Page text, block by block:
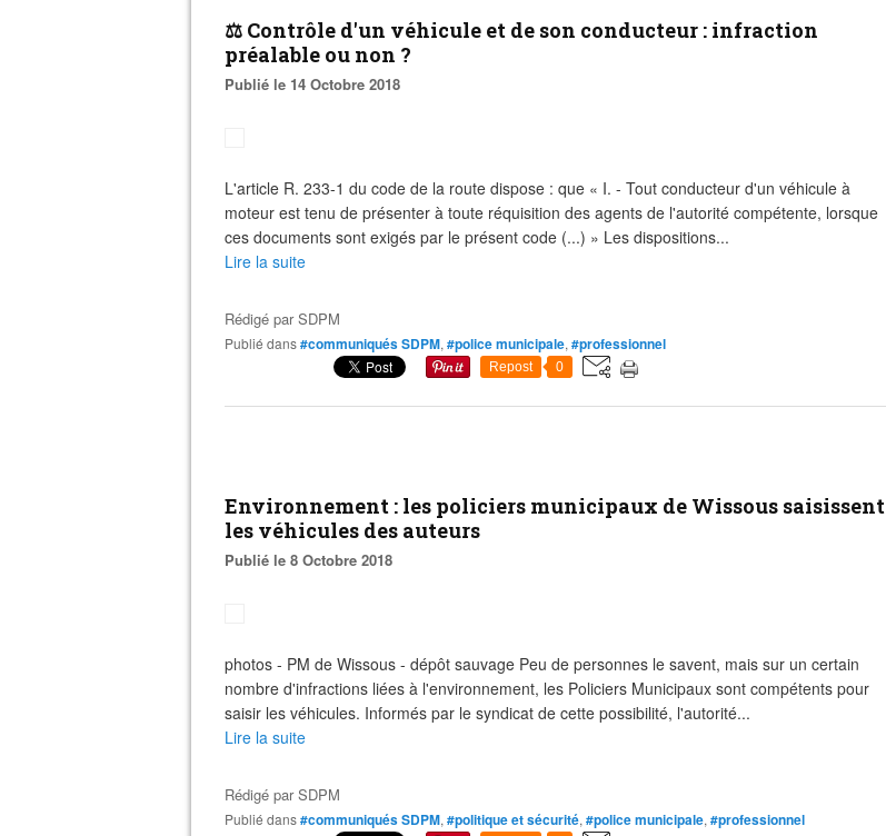
⚖ Contrôle d'un véhicule et de son conducteur : infraction
préalable ou non ?
Publié le 14 Octobre 2018
L'article R. 233-1 du code de la route dispose : que « I. - Tout conducteur d'un véhicule à
moteur est tenu de présenter à toute réquisition des agents de l'autorité compétente, lorsque
ces documents sont exigés par le présent code (...) » Les dispositions...
Lire la suite
Rédigé parSDPM
Publié dans#communiqués SDPM, #police municipale, #professionnel
Repost 0
Environnement : les policiers municipaux de Wissous saisissent
les véhicules des auteurs
Publié le 8 Octobre 2018
photos - PM de Wissous - dépôt sauvage Peu de personnes le savent, mais sur un certain
nombre d'infractions liées à l'environnement, les Policiers Municipaux sont compétents pour
saisir les véhicules. Informés par le syndicat de cette possibilité, l'autorité...
Lire la suite
Rédigé parSDPM
Publié dans#communiqués SDPM, #politique et sécurité, #police municipale, #professionnel